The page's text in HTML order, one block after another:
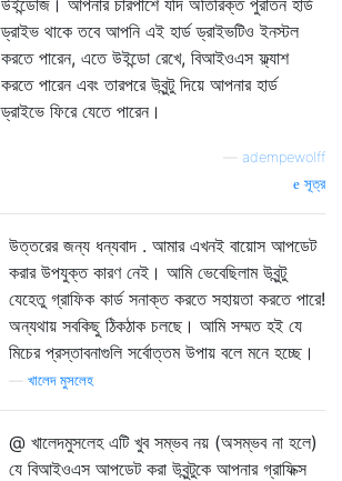
ড্রাইভ থাকে তবে আপনি এই হার্ড ড্রাইভটিও ইনস্টল
করতে পারেন, এতে উইন্ডো রেখে, বিআইওএস ফ্ল্যাশ
করতে পারেন এবং তারপরে উবুন্টু দিয়ে আপনার হার্ড
ড্রাইভে ফিরে যেতে পারেন।
adempewolff
সূত্র
উত্তরের জন্য ধন্যবাদ . আমার এখনই বায়োস আপডেট
করার উপযুক্ত কারণ নেই। আমি ভেবেছিলাম উবুন্টু
যেহেতু গ্রাফিক কার্ড সনাক্ত করতে সহায়তা করতে পারে!
অন্যথায় সবকিছু ঠিকঠাক চলছে। আমি সম্মত হই যে
মিচের প্রস্তাবনাগুলি সর্বোত্তম উপায় বলে মনে হচ্ছে।
খালেদ মুসলেহ
@ খালেদমুসলেহ এটি খুব সম্ভব নয় (অসম্ভব না হলে)
যে বিআইওএস আপডেট করা উবুন্টুকে আপনার গ্রাফিক্স